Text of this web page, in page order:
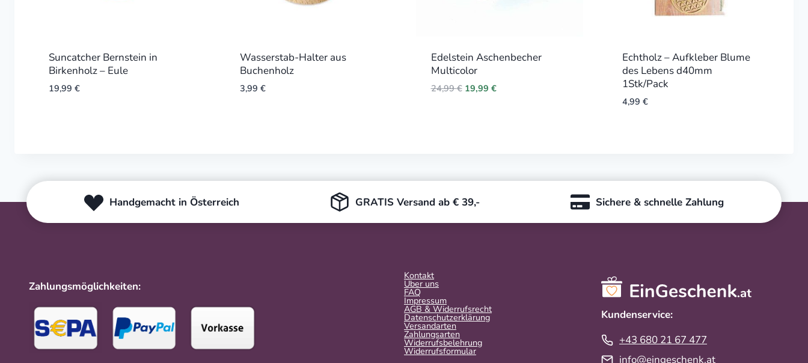
Suncatcher Bernstein in
Birkenholz – Eule
19,99 €
Wasserstab-Halter aus
Buchenholz
3,99 €
Edelstein Aschenbecher
Multicolor
24,99€ Original
19,99 €Current
Echtholz – Aufkleber Blume
des Lebens d40mm
1Stk/Pack
4,99 €
Handgemacht in Österreich GRATIS Versand ab € 39,- Sichere & schnelle Zahlung
Zahlungsmöglichkeiten:
Kontakt
Über uns
FAQ
Impressum
AGB & Widerrufsrecht
Datenschutzerklärung
Versandarten
Zahlungsarten
Widerrufsbelehrung
Widerrufs­formular
Kundenservice:
+43 680 21 67 477
info@eingeschenk.at